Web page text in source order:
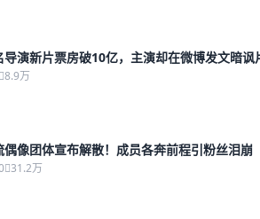
导演新片票房破10亿，主演却在微博发文暗讽
8.9万
偶像团体宣布解散！成员各奔前程引粉丝泪崩
31.2万